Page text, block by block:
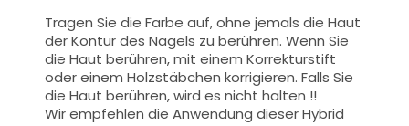
Tragen Sie die Farbe auf, ohne jemals die Haut
der Kontur des Nagels zu berühren. Wenn Sie
die Haut berühren, mit einem Korrekturstift
oder einem Holzstäbchen korrigieren. Falls Sie
die Haut berühren, wird es nicht halten !!
Wir empfehlen die Anwendung dieser Hybrid